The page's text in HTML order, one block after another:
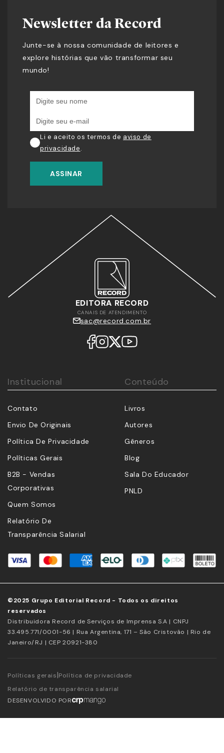
Newsletter da Record
Junte-se à nossa comunidade de leitores e
explore histórias que vão transformar seu
mundo!
Li e aceito os termos de aviso de
privacidade.
ASSINAR
EDITORA RECORD
CANAIS DE ATENDIMENTO
sac@record.com.br
Institucional Conteúdo
Contato
Envio De Originais
Política De Privacidade
Políticas Gerais
B2B - Vendas
Corporativas
Quem Somos
Relatório De
Transparência Salarial
Livros
Autores
Gêneros
Blog
Sala Do Educador
PNLD
©2025 Grupo Editorial Record - Todos os direitos
reservados
Distribuidora Record de Serviços de Imprensa S.A | CNPJ
33.495.771/0001-56 | Rua Argentina, 171 – São Cristovão | Rio de
Janeiro/RJ | CEP 20921-380
Políticas gerais|Política de privacidade
Relatório de transparência salarial
DESENVOLVIDO POR